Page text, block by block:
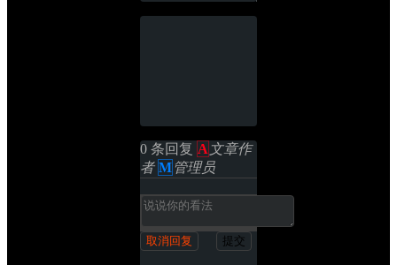
0 条回复 A 文章作
者 M 管理员
取消回复 提交